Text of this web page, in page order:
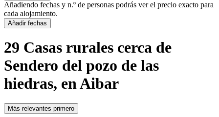
Añadiendo fechas y n.º de personas podrás ver el precio exacto para
cada alojamiento.
Añadir fechas
29 Casas rurales cerca de
Sendero del pozo de las
hiedras, en Aibar
Más relevantes primero